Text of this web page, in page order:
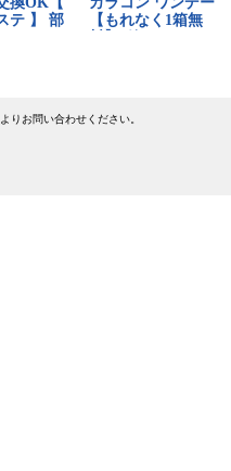
よりお問い合わせください。